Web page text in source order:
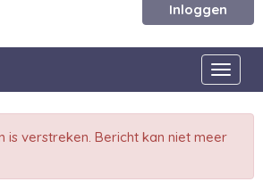
Inloggen
is verstreken. Bericht kan niet meer